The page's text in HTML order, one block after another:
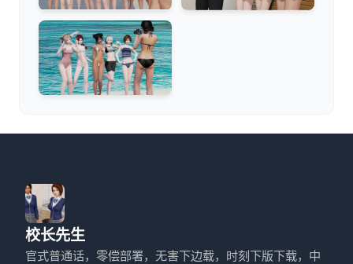
校长先生
官式普通话，零偿部署，无害下边载，时刻下版下载，中